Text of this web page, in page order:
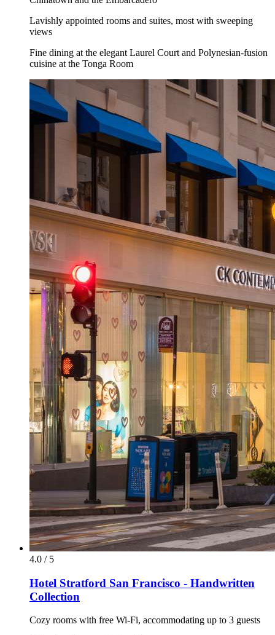
Lavishly appointed rooms and suites, most with sweeping
views
Fine dining at the elegant Laurel Court and Polynesian-fusion
cuisine at the Tonga Room
4.0 / 5
Hotel Stratford San Francisco - Handwritten
Collection
Cozy rooms with free Wi-Fi, accommodating up to 3 guests